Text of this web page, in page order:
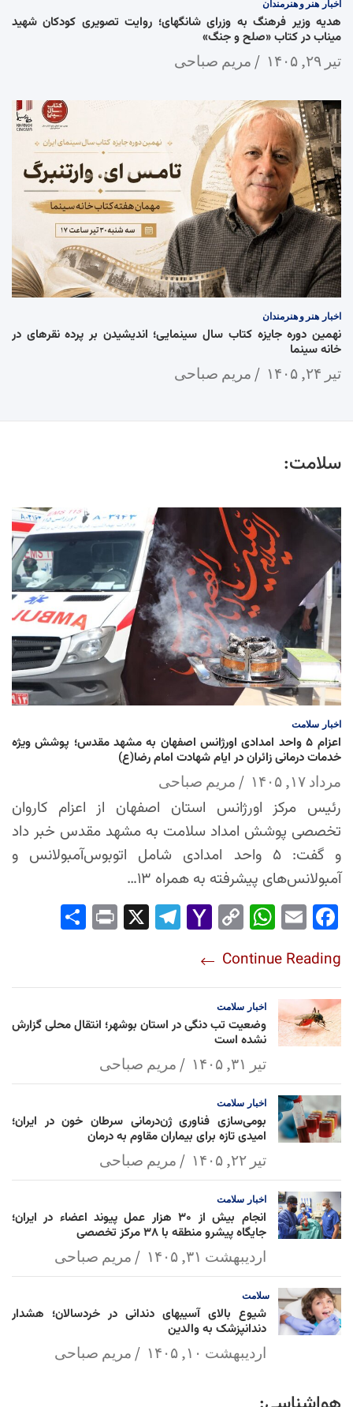
اخبار هنر و هنرمندان
هدیه وزیر فرهنگ به وزرای شانگهای؛ روایت تصویری کودکان شهید
میناب در کتاب «صلح و جنگ»
تیر ۲۹, ۱۴۰۵ مریم صباحی
اخبار هنر و هنرمندان
نهمین دوره جایزه کتاب سال سینمایی؛ اندیشیدن بر پرده نقرهای در
خانه سینما
تیر ۲۴, ۱۴۰۵ مریم صباحی
سلامت:
اخبار سلامت
اعزام ۵ واحد امدادی اورژانس اصفهان به مشهد مقدس؛ پوشش ویژه
خدمات درمانی زائران در ایام شهادت امام رضا(ع)
مرداد ۱۷, ۱۴۰۵ مریم صباحی
رئیس مرکز اورژانس استان اصفهان از اعزام کاروان
تخصصی پوشش امداد سلامت به مشهد مقدس خبر داد
و گفت: ۵ واحد امدادی شامل اتوبوس‌آمبولانس و
آمبولانس‌های پیشرفته به همراه ۱۳…
Fac
ok
Em
Wh
Ap
p
Co
Lin
k
Yah
l
Tel
Pri
Continue Reading
اخبار سلامت
وضعیت تب دنگی در استان بوشهر؛ انتقال محلی گزارش
نشده است
تیر ۳۱, ۱۴۰۵ مریم صباحی
اخبار سلامت
بومی‌سازی فناوری ژن‌درمانی سرطان خون در ایران؛
امیدی تازه برای بیماران مقاوم به درمان
تیر ۲۲, ۱۴۰۵ مریم صباحی
اخبار سلامت
انجام بیش از ۳۰ هزار عمل پیوند اعضاء در ایران؛
جایگاه پیشرو منطقه با ۳۸ مرکز تخصصی
اردیبهشت ۳۱, ۱۴۰۵ مریم صباحی
سلامت
شیوع بالای آسیبهای دندانی در خردسالان؛ هشدار
دندانپزشک به والدین
اردیبهشت ۱۰, ۱۴۰۵ مریم صباحی